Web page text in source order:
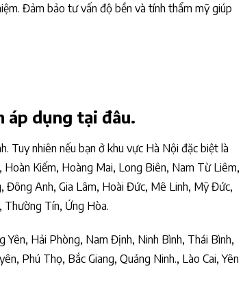
Đảm bảo tư vấn độ bền và tính thẩm mỹ giúp
áp dụng tại đâu.
Tuy nhiên nếu bạn ở khu vực Hà Nội đặc biệt là
Kiếm, Hoàng Mai, Long Biên, Nam Từ Liêm,
Đông Anh, Gia Lâm, Hoài Đức, Mê Linh, Mỹ Đức,
Thường Tín, Ứng Hòa.
Yên, Hải Phòng, Nam Định, Ninh Bình, Thái Bình,
Phú Thọ, Bắc Giang, Quảng Ninh., Lào Cai, Yên